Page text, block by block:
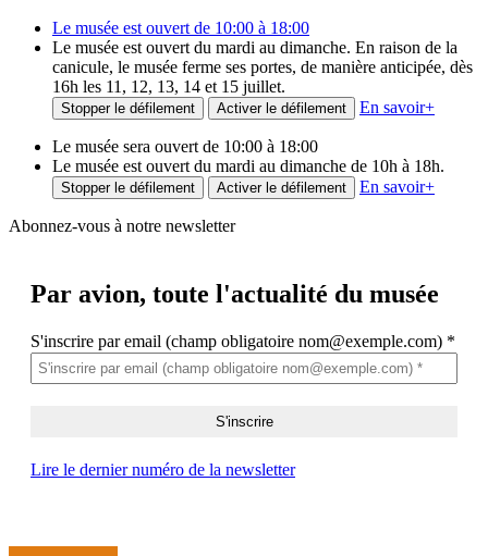
Le musée est ouvert de 10:00 à 18:00
Le musée est ouvert du mardi au dimanche. En raison de la
canicule, le musée ferme ses portes, de manière anticipée, dès
16h les 11, 12, 13, 14 et 15 juillet.
Stopper le défilement Activer le défilement En savoir+
Le musée sera ouvert de 10:00 à 18:00
Le musée est ouvert du mardi au dimanche de 10h à 18h.
Stopper le défilement Activer le défilement En savoir+
Abonnez-vous à notre newsletter
Par avion, toute l'actualité du musée
S'inscrire par email (champ obligatoire nom@exemple.com) *
Lire le dernier numéro de la newsletter